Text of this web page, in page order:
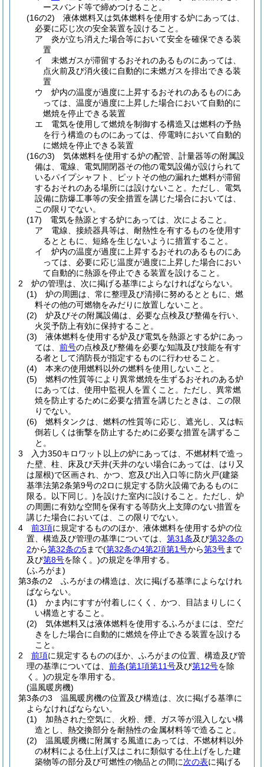
ースバンド等で締めつけること。
(16の2)
液体燃料又は気体燃料を使用する炉にあっては、
必要に応じ次の安全装置を設けること。
ア
炎が立ち消えた場合等において安全を確保できる装
置
イ
未燃ガスが滞留するおそれのあるものにあっては、
点火前及び消火後に自動的に未燃ガスを排出できる装
置
ウ
炉内の温度が過度に上昇するおそれのあるものにあ
っては、温度が過度に上昇した場合において自動的に
燃焼を停止できる装置
エ
電気を使用して燃焼を制御する構造又は燃料の予熱
を行う構造のものにあっては、停電時において自動的
に燃焼を停止できる装置
(16の3)
気体燃料を使用する炉の配管、計量器等の附属設
備は、電線、電気開閉器その他の電気設備が設けられて
いるパイプシャフト、ピットその他の漏れた燃料が滞留
するおそれのある場所には設けないこと。 ただし、電気
設備に防爆工事等の安全措置を講じた場合においては、
この限りでない。
(17)
電気を熱源とする炉にあっては、次によること。
ア
電線、接続器具等は、耐熱性を有するものを使用す
るとともに、短絡を生じないように措置すること。
イ
炉内の温度が過度に上昇するおそれのあるものにあ
っては、必要に応じ温度が過度に上昇した場合におい
て自動的に熱源を停止できる装置を設けること。
2
炉の管理は、次に掲げる基準によらなければならない。
(1)
炉の周囲は、常に整理及び清掃に努めるとともに、燃
料その他の可燃物をみだりに放置しないこと。
(2)
炉及びその附属設備は、必要な点検及び整備を行い、
火災予防上有効に保持すること。
(3)
液体燃料を使用する炉及び電気を熱源とする炉にあっ
ては、 前号の点検及び整備を必要な知識及び技能を有す
る者として消防長が指定するものに行わせること。
(4)
本来の使用燃料以外の燃料を使用しないこと。
(5)
燃料の性質等により異常燃焼を生ずるおそれのある炉
にあっては、使用中監視人を置くこと。 ただし、異常燃
焼を防止するために必要な措置を講じたときは、この限
りでない。
(6)
燃料タンクは、燃料の性質等に応じ、遮光し、又は転
倒若しくは衝撃を防止するために必要な措置を講ずるこ
と。
3
入力350キロワット以上の炉にあっては、不燃材料で造っ
た壁、柱、床及び天井(天井のない場合にあっては、はり又
は屋根)で区画され、かつ、窓及び出入口等に防火戸(建築
基準法第2条第9号の2ロに規定する防火設備であるものに
限る。以下同じ。)を設けた室内に設けること。 ただし、炉
の周囲に有効な空間を保有する等防火上支障のない措置を
講じた場合においては、この限りでない。
4
前3項に規定するもののほか、液体燃料を使用する炉の位
置、構造及び管理の基準については、 第31条及び第32条の
2から第32条の5まで(第32条の4第2項第1号から第3号まで
及び第8号を除く。)の規定を準用する。
(ふろがま)
第3条の2
ふろがまの構造は、次に掲げる基準によらなけれ
ばならない。
(1)
かま内にすすが付着しにくく、かつ、目詰まりしにく
い構造とすること。
(2)
気体燃料又は液体燃料を使用するふろがまには、空だ
きをした場合に自動的に燃焼を停止できる装置を設ける
こと。
2
前項に規定するもののほか、ふろがまの位置、構造及び管
理の基準については、 前条(第1項第11号及び第12号を除
く。)の規定を準用する。
(温風暖房機)
第3条の3
温風暖房機の位置及び構造は、次に掲げる基準に
よらなければならない。
(1)
加熱された空気に、火粉、煙、ガス等が混入しない構
造とし、熱交換部分を耐熱性の金属材料等で造ること。
(2)
温風暖房機に附属する風道にあっては、不燃材料以外
の材料による仕上げ又はこれに類似する仕上げをした建
築物等の部分及び可燃性の物品との間に次の表に掲げる